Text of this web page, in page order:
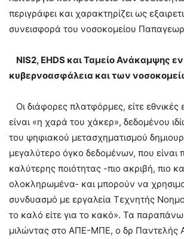
περιγράφει και χαρακτηρίζει ως
συνεισφορά του νοσοκομείου
ΝΙS2, EHDS και Ταμείο Ανάκαμψης
κυβερνοασφάλεια και των
Οι διάφορες πλατφόρμες, είτε εθνικές
είναι «η χαρά του χάκερ», δεδομένου
του ψηφιακού μετασχηματισμού
μεγαλύτερο όγκο δεδομένων, που είναι
καλύτερης ποιότητας -πιο ακριβή, πιο
ολοκληρωμένα- και μπορούν να
συνδυασμό με εργαλεία Τεχνητής
το καλό είτε για το κακό». Τα
μιλώντας στο ΑΠΕ-ΜΠΕ, ο δρ Παντελής